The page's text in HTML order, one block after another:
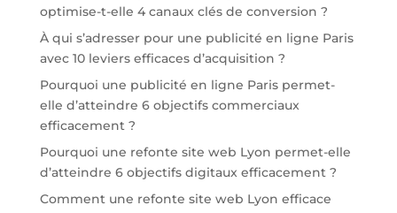
optimise-t-elle 4 canaux clés de conversion ?
À qui s’adresser pour une publicité en ligne Paris
avec 10 leviers efficaces d’acquisition ?
Pourquoi une publicité en ligne Paris permet-
elle d’atteindre 6 objectifs commerciaux
efficacement ?
Pourquoi une refonte site web Lyon permet-elle
d’atteindre 6 objectifs digitaux efficacement ?
Comment une refonte site web Lyon efficace